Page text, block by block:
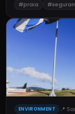
#praia
ENVIRONMENT 📍